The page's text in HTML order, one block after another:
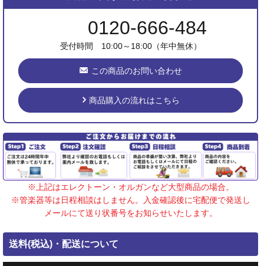
0120-666-484
受付時間 10:00～18:00（年中無休）
この商品のお問い合わせ
商品購入の流れはこちら
※上記はエレクトーン・オルガンなど大型商品の場合。
※管楽器等は日程相談はしません。入金確認後に宅配便で発送し
メールにて送り状番号をお知らせいたします。
送料(税込)・配送について